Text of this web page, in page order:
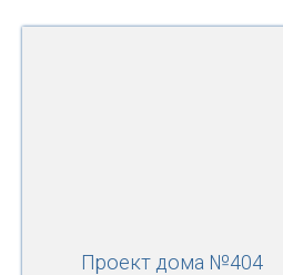
Проект дома №404